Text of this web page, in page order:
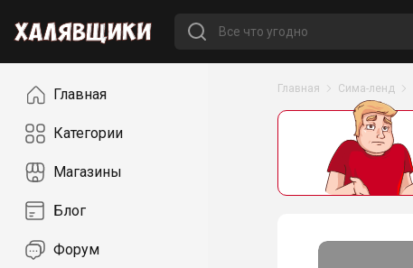
НавигацияГлавная
Категории
Магазины
Блог
Форум
Главная Сима-ленд